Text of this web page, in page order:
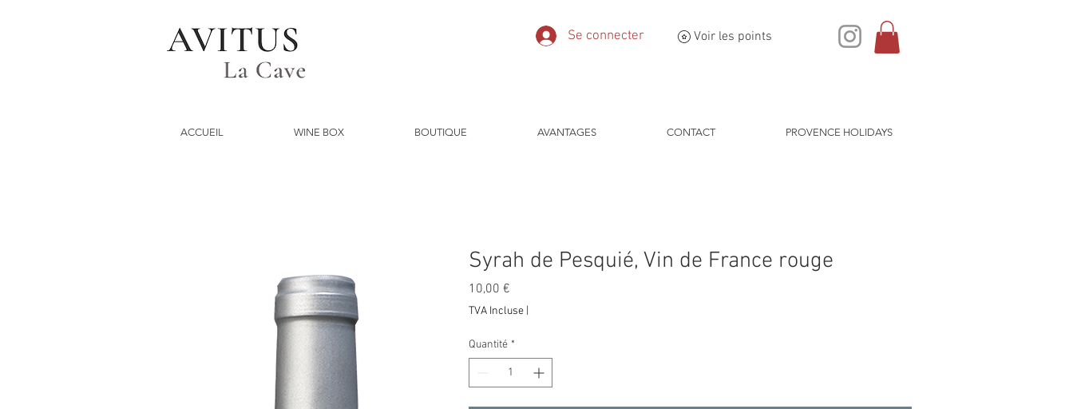
Se connecter Voir les points
ACCUEIL WINE BOX BOUTIQUE AVANTAGES CONTACT PROVENCE HOLIDAYS
Syrah de Pesquié, Vin de France rouge
10,00 €
TVA Incluse
Quantité *